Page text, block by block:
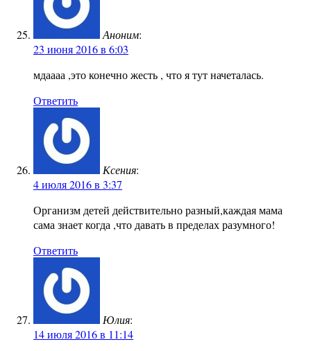
Аноним:
23 июня 2016 в 6:03
мдаааа ,это конечно жесть , что я тут начеталась.
Ответить
Ксения:
4 июля 2016 в 3:37
Организм детей действительно разный,каждая мама
сама знает когда ,что давать в пределах разумного!
Ответить
Юлия:
14 июля 2016 в 11:14